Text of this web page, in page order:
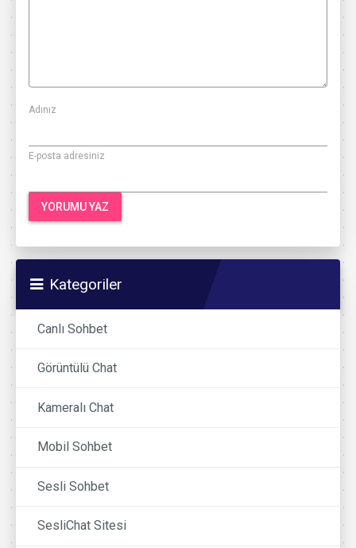
Adınız
E-posta adresiniz
Kategoriler
Canlı Sohbet
Görüntülü Chat
Kameralı Chat
Mobil Sohbet
Sesli Sohbet
SesliChat Sitesi